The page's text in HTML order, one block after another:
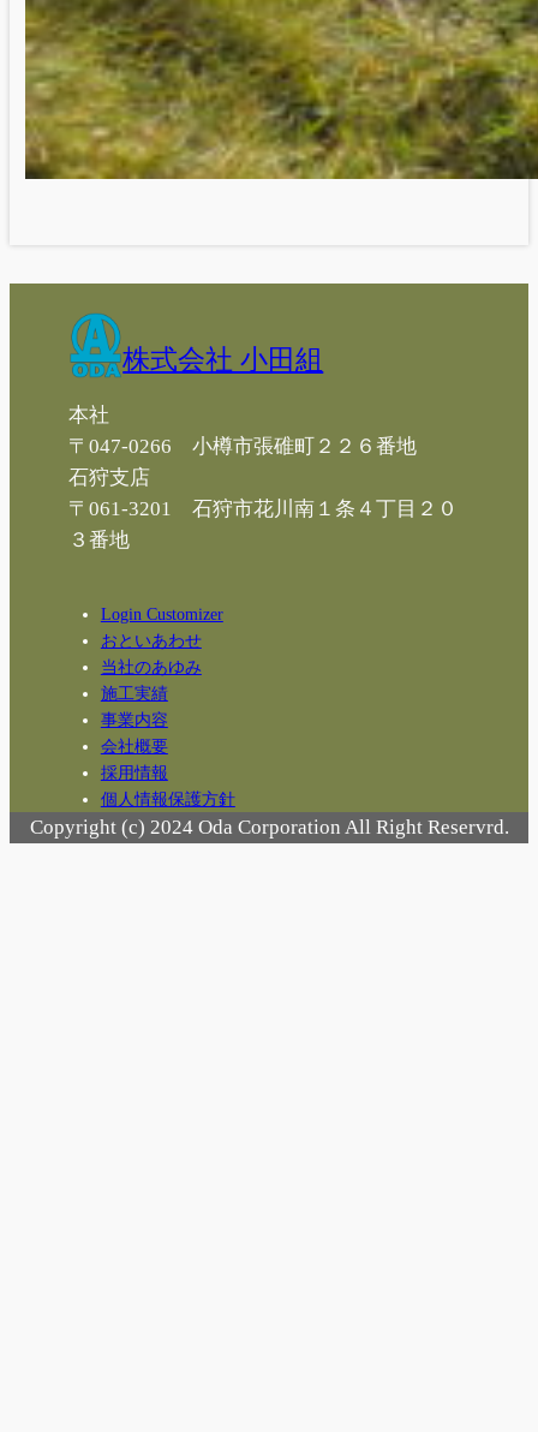
株式会社 小田組
本社
〒047-0266 小樽市張碓町２２６番地
石狩支店
〒061-3201 石狩市花川南１条４丁目２０
３番地
Login Customizer
おといあわせ
当社のあゆみ
施工実績
事業内容
会社概要
採用情報
個人情報保護方針
Copyright (c) 2024 Oda Corporation All Right Reservrd.